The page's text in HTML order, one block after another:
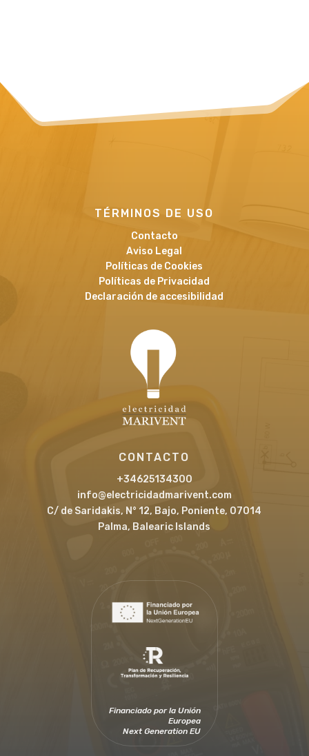
TÉRMINOS DE USO
Contacto
Aviso Legal
Políticas de Cookies
Políticas de Privacidad
Declaración de accesibilidad
CONTACTO
+34625134300
info@electricidadmarivent.com
C/ de Saridakis, N° 12, Bajo, Poniente, 07014
Palma, Balearic Islands
Financiado por la Unión
Europea
Next Generation EU